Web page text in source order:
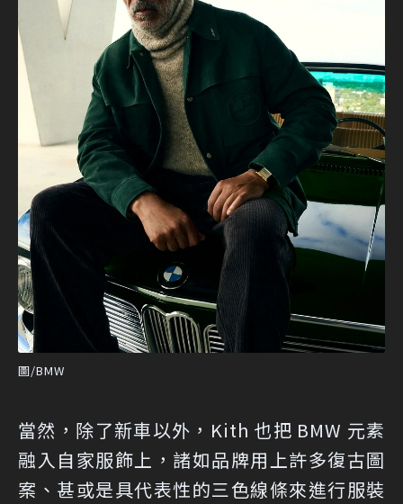
圖/BMW
當然，除了新車以外，Kith 也把 BMW 元素
融入自家服飾上，諸如品牌用上許多復古圖
案、甚或是具代表性的三色線條來進行服裝